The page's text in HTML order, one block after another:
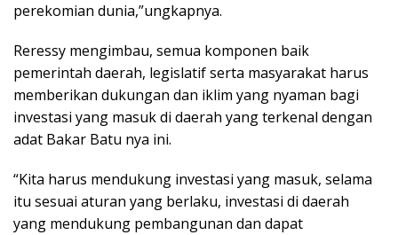
perekomian dunia,”ungkapnya.
Reressy mengimbau, semua komponen baik
pemerintah daerah, legislatif serta masyarakat harus
memberikan dukungan dan iklim yang nyaman bagi
investasi yang masuk di daerah yang terkenal dengan
adat Bakar Batu nya ini.
“Kita harus mendukung investasi yang masuk, selama
itu sesuai aturan yang berlaku, investasi di daerah
yang mendukung pembangunan dan dapat